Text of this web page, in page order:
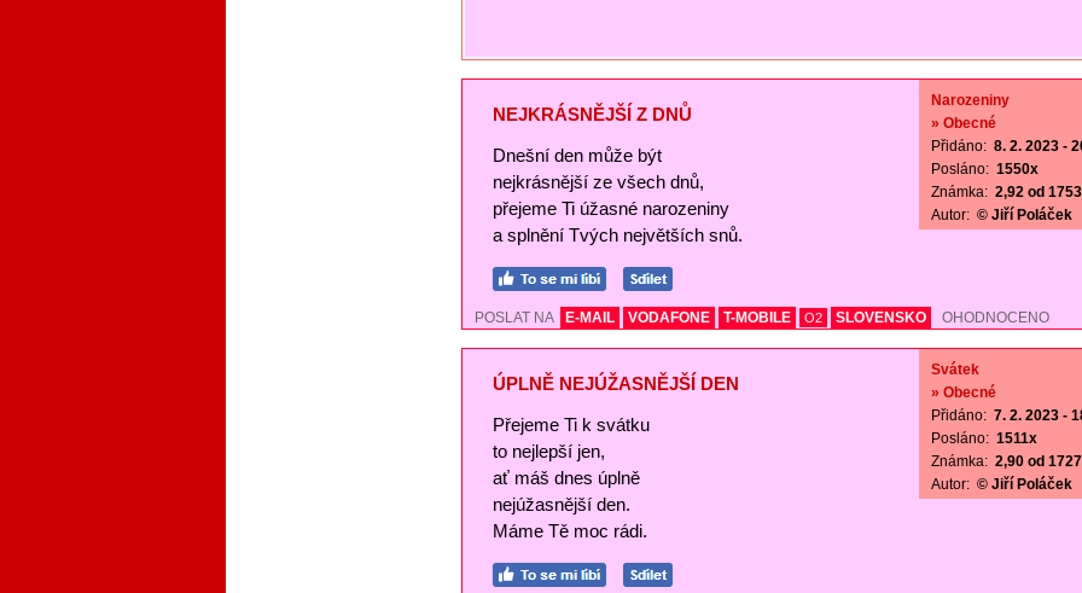
NEJKRÁSNĚJŠÍ Z DNŮ
Dnešní den může být
nejkrásnější ze všech dnů,
přejeme Ti úžasné narozeniny
a splnění Tvých největších snů.
Narozeniny
» Obecné
Přidáno: 8. 2. 2023 -
Posláno: 1550x
Známka: 2,92 od
Autor: © Jiří Poláček
POSLAT NA E-MAIL VODAFONE T-MOBILE O2 SLOVENSKO OHODNOCENO
ÚPLNĚ NEJÚŽASNĚJŠÍ DEN
Přejeme Ti k svátku
to nejlepší jen,
ať máš dnes úplně
nejúžasnější den.
Máme Tě moc rádi.
Svátek
» Obecné
Přidáno: 7. 2. 2023 -
Posláno: 1511x
Známka: 2,90 od
Autor: © Jiří Poláček